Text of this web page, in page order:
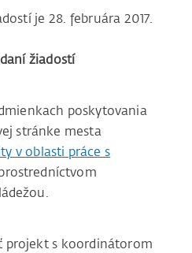
je 28. februára 2017.
žiadostí
poskytovania
stránke mesta
v oblasti práce s
projekt s koordinátorom